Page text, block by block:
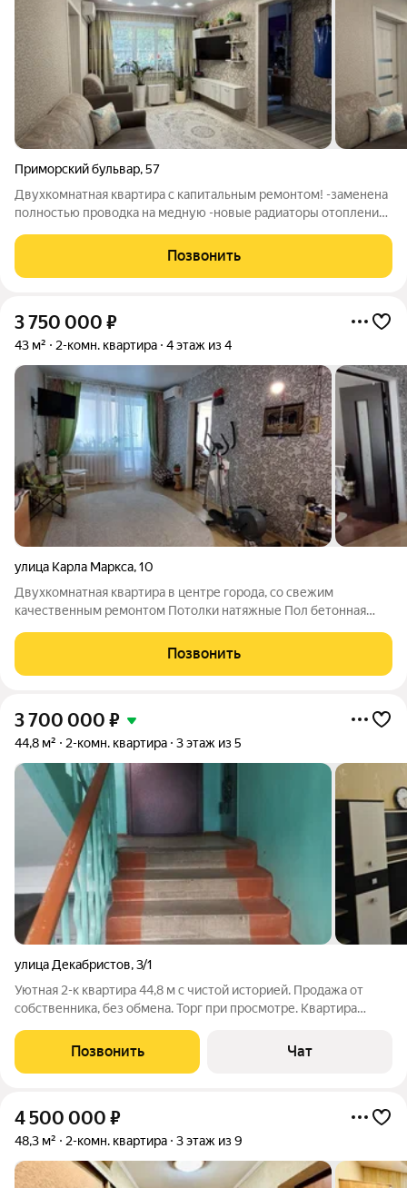
Приморский бульвар,57
Двухкомнатная квартира с капитальным ремонтом! -заменена
полностью проводка на медную -новые радиаторы отопления
заменены на ПВХ -счетчики ХГВС, газовый новые -залитые
полы (бетонная стяжка)
Позвонить
3 750 000 ₽
43 м² 2-комн. квартира 4 этаж из 4
улица Карла Маркса,10
Двухкомнатная квартира в центре города, со свежим
качественным ремонтом Потолки натяжные Пол бетонная
Сантехника новая Окна, балкон стеклопакет Двери входная,
Позвонить
3 700 000 ₽
44,8 м² 2-комн. квартира 3 этаж из 5
улица Декабристов,3/1
Уютная 2-к квартира 44,8 м с чистой историей. Продажа от
собственника, без обмена. Торг при просмотре. Квартира
взрослых собственника, без обременений и долгов. Готовы к
быстрому выходу на сделку.
Позвонить Чат
4 500 000 ₽
48,3 м² 2-комн. квартира 3 этаж из 9